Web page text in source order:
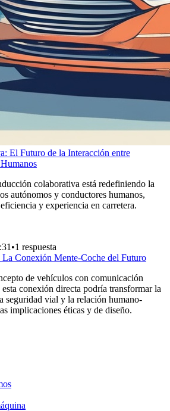
El Futuro de la Interacción entre
colaborativa está redefiniendo la
autónomos y conductores humanos,
y experiencia en carretera.
•1 respuesta
La Conexión Mente-Coche del Futuro
de vehículos con comunicación
conexión directa podría transformar la
seguridad vial y la relación humano-
implicaciones éticas y de diseño.